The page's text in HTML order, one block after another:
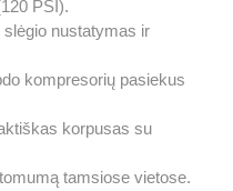
PSI).
nustatymas ir
kompresorių pasiekus
korpusas su
tamsiose vietose.